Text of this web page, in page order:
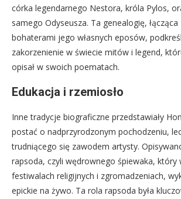
córka legendarnego Nestora, króla Pylos,
samego Odyseusza. Ta genealogię,
bohaterami jego własnych eposów,
zakorzenienie w świecie mitów i legend,
opisał w swoich poematach.
Edukacja i rzemiosło
Inne tradycje biograficzne przedstawiały
postać o nadprzyrodzonym pochodzeniu,
trudniącego się zawodem artysty.
rapsoda, czyli wędrownego śpiewaka, który
festiwalach religijnych i zgromadzeniach,
epickie na żywo. Ta rola rapsoda była